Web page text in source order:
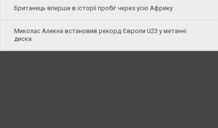
Британець вперше в історії пробіг через усю Африку
Миколас Алекна встановив рекорд Європи U23 у метанні
диска